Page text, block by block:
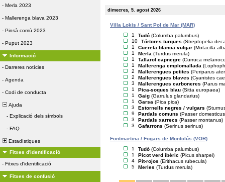
- Merla 2023
- Mallerenga blava 2023
- Pinsà comú 2023
- Puput 2023
Informació
- Darreres notícies
- Agenda
- Codi de conducta
Ajuda
- Explicació dels símbols
- FAQ
Estadístiques
Fitxes d'identificació
- Fitxes d'identificació
Fitxes de confusió
dimecres, 5. agost 2026
Villa Lokis / Sant Pol de Mar (MAR)
1
Tudó (Columba palumbus)
10
Tórtores turques (Streptopelia
1
Cuereta blanca vulgar (Motacilla
1
Merla (Turdus merula)
1
Tallarol capnegre (Curruca
1
Mallerenga emplomallada
2
Mallerengues petites (Periparus
2
Mallerengues blaves (Cyanistes
3
Mallerengues carboneres (Parus
1
Pica-soques blau (Sitta europaea)
1
Gaig (Garrulus glandarius)
1
Garsa (Pica pica)
3
Estornells negres / vulgars
9
Pardals comuns (Passer
3
Pardals xarrecs (Passer montanus)
3
Gafarrons (Serinus serinus)
Fontmartina / Fogars de Montclús (VOR)
1
Tudó (Columba palumbus)
1
Picot verd ibèric (Picus sharpei)
4
Pit-rojos (Erithacus rubecula)
5
Merles (Turdus merula)